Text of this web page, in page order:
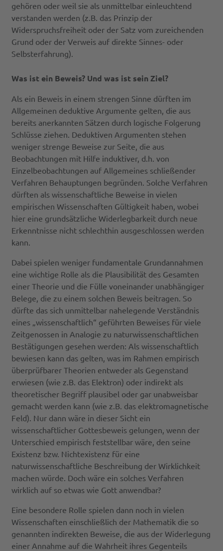
gehören oder weil sie als unmittelbar einleuchtend
verstanden werden (z.B. das Prinzip der
Widerspruchsfreiheit oder der Satz vom zureichenden
Grund oder der Verweis auf direkte Sinnes- oder
Selbsterfahrung).
Was ist ein Beweis? Und was ist sein Ziel?
Als ein Beweis in einem strengen Sinne dürften im
Allgemeinen deduktive Argumente gelten, die aus
bereits anerkannten Sätzen durch logische Folgerung
Schlüsse ziehen. Deduktiven Argumenten stehen
weniger strenge Beweise zur Seite, die aus
Beobachtungen mit Hilfe induktiver, d.h. von
Einzelbeobachtungen auf Allgemeines schließender
Verfahren Behauptungen begründen. Solche Verfahren
dürften als wissenschaftliche Beweise in vielen
empirischen Wissenschaften Gültigkeit haben, wobei
hier eine grundsätzliche Widerlegbarkeit durch neue
Erkenntnisse nicht schlechthin ausgeschlossen werden
kann.
Dabei spielen weniger fundamentale Grundannahmen
eine wichtige Rolle als die Plausibilität des Gesamten
einer Theorie und die Fülle voneinander unabhängiger
Belege, die zu einem solchen Beweis beitragen. So
dürfte das sich unmittelbar nahelegende Verständnis
eines „wissenschaftlich“ geführten Beweises für viele
Zeitgenossen in Analogie zu naturwissenschaftlichen
Bestätigungen gesehen werden: Als wissenschaftlich
bewiesen kann das gelten, was im Rahmen empirisch
überprüfbarer Theorien entweder als Gegenstand
erwiesen (wie z.B. das Elektron) oder indirekt als
theoretischer Begriff plausibel oder gar unabweisbar
gemacht werden kann (wie z.B. das elektromagnetische
Feld). Nur dann wäre in dieser Sicht ein
wissenschaftlicher Gottesbeweis gelungen, wenn der
Unterschied empirisch feststellbar wäre, den seine
Existenz bzw. Nichtexistenz für eine
naturwissenschaftliche Beschreibung der Wirklichkeit
machen würde. Doch wäre ein solches Verfahren
wirklich auf so etwas wie Gott anwendbar?
Eine besondere Rolle spielen dann noch in vielen
Wissenschaften einschließlich der Mathematik die so
genannten indirekten Beweise, die aus der Widerlegung
einer Annahme auf die Wahrheit ihres Gegenteils